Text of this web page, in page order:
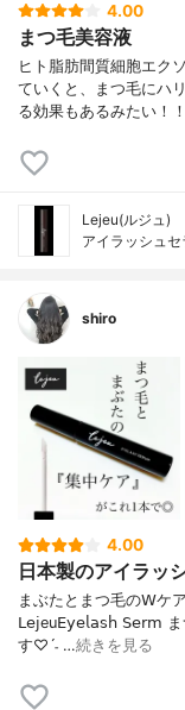
4.00
まつ毛美容液
ヒト脂肪間質細胞エク
ていくと、まつ毛にハ
る効果もあるみたい！
Lejeu(ルジュ)
アイラッシュセ
shiro
4.00
日本製のアイラッ
まぶたとまつ毛の𝖶ケ
𝖫𝖾𝗃eu𝖤𝗒𝖾𝗅𝖺𝗌𝗁 𝖲𝖾𝗋𝗆
す♡ˊ˗ …続きを見る